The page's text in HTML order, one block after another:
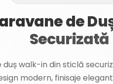
de
Securizată
walk-in din sticlă
modern, finisaje